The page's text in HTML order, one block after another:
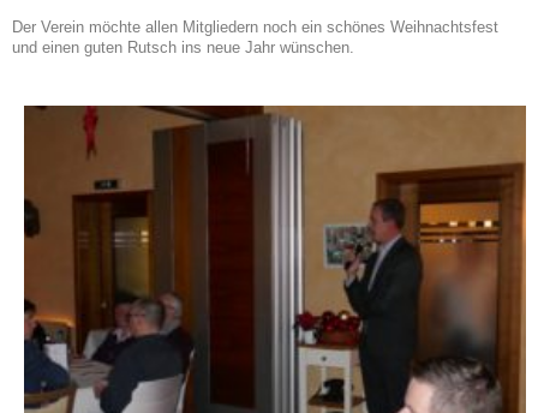
Der Verein möchte allen Mitgliedern noch ein schönes Weihnachtsfest
und einen guten Rutsch ins neue Jahr wünschen.